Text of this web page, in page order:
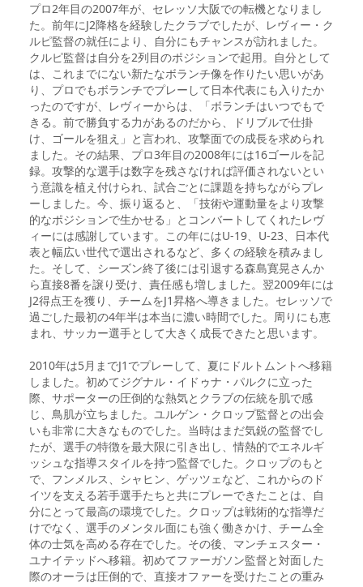
プロ2年目の2007年が、セレッソ大阪での転機となりまし
た。前年にJ2降格を経験したクラブでしたが、レヴィー・ク
ルピ監督の就任により、自分にもチャンスが訪れました。
クルピ監督は自分を2列目のポジションで起用。自分として
は、これまでにない新たなボランチ像を作りたい思いがあ
り、プロでもボランチでプレーして日本代表にも入りたか
ったのですが、レヴィーからは、「ボランチはいつでもで
きる。前で勝負する力があるのだから、ドリブルで仕掛
け、ゴールを狙え」と言われ、攻撃面での成長を求められ
ました。その結果、プロ3年目の2008年には16ゴールを記
録。攻撃的な選手は数字を残さなければ評価されないとい
う意識を植え付けられ、試合ごとに課題を持ちながらプレ
ーしました。今、振り返ると、「技術や運動量をより攻撃
的なポジションで生かせる」とコンバートしてくれたレヴ
ィーには感謝しています。この年にはU-19、U-23、日本代
表と幅広い世代で選出されるなど、多くの経験を積みまし
た。そして、シーズン終了後には引退する森島寛晃さんか
ら直接8番を譲り受け、責任感も増しました。翌2009年には
J2得点王を獲り、チームをJ1昇格へ導きました。セレッソで
過ごした最初の4年半は本当に濃い時間でした。周りにも恵
まれ、サッカー選手として大きく成長できたと思います。
2010年は5月までJ1でプレーして、夏にドルトムントへ移籍
しました。初めてジグナル・イドゥナ・パルクに立った
際、サポーターの圧倒的な熱気とクラブの伝統を肌で感
じ、鳥肌が立ちました。ユルゲン・クロップ監督との出会
いも非常に大きなものでした。当時はまだ気鋭の監督でし
たが、選手の特徴を最大限に引き出し、情熱的でエネルギ
ッシュな指導スタイルを持つ監督でした。クロップのもと
で、フンメルス、シャヒン、ゲッツェなど、これからのド
イツを支える若手選手たちと共にプレーできたことは、自
分にとって最高の環境でした。クロップは戦術的な指導だ
けでなく、選手のメンタル面にも強く働きかけ、チーム全
体の士気を高める存在でした。その後、マンチェスター・
ユナイテッドへ移籍。初めてファーガソン監督と対面した
際のオーラは圧倒的で、直接オファーを受けたことの重み